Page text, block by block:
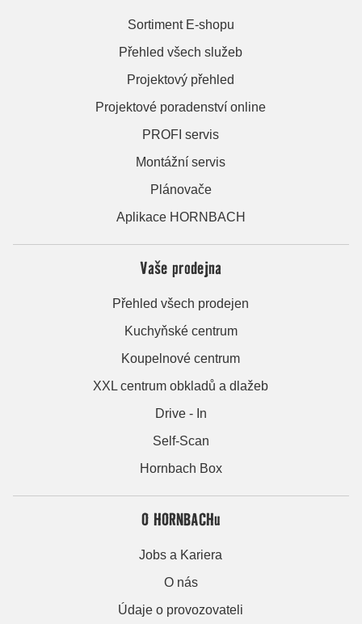
Sortiment E-shopu
Přehled všech služeb
Projektový přehled
Projektové poradenství online
PROFI servis
Montážní servis
Plánovače
Aplikace HORNBACH
Vaše prodejna
Přehled všech prodejen
Kuchyňské centrum
Koupelnové centrum
XXL centrum obkladů a dlažeb
Drive - In
Self-Scan
Hornbach Box
O HORNBACHu
Jobs a Kariera
O nás
Údaje o provozovateli